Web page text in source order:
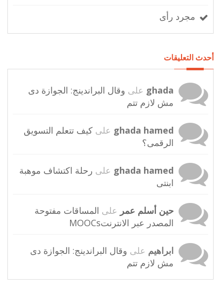
مجرد رأى
أحدث التعليقات
ghada على وقال البراندينج: الجوازة دى
مش لازم تتم
ghada hamed على كيف تتعلم التسويق
الرقمى؟
ghada hamed على رحلة اكتشاف موهبة
ابنتى
حين أسلم عمر على المساقات مفتوحة
المصدر عبر الانترنتMOOCs
ابراهيم على وقال البراندينج: الجوازة دى
مش لازم تتم